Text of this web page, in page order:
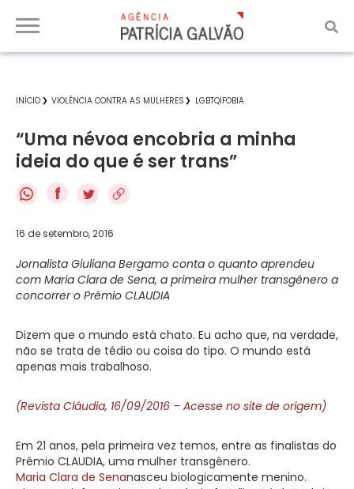
INÍCIO VIOLÊNCIA CONTRA AS MULHERES LGBTQIFOBIA
“Uma névoa encobria a minha
ideia do que é ser trans”
f
16 de setembro, 2016
Jornalista Giuliana Bergamo conta o quanto aprendeu
com Maria Clara de Sena, a primeira mulher transgênero a
concorrer o Prêmio CLAUDIA
Dizem que o mundo está chato. Eu acho que, na verdade,
não se trata de tédio ou coisa do tipo. O mundo está
apenas mais trabalhoso.
(Revista Cláudia, 16/09/2016 – Acesse no site de origem)
Em 21 anos, pela primeira vez temos, entre as finalistas do
Prêmio CLAUDIA, uma mulher transgênero.
Maria Clara de Senanasceu biologicamente menino.